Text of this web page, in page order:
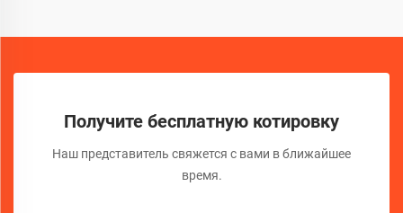
Получите бесплатную котировку
Наш представитель свяжется с вами в ближайшее
время.